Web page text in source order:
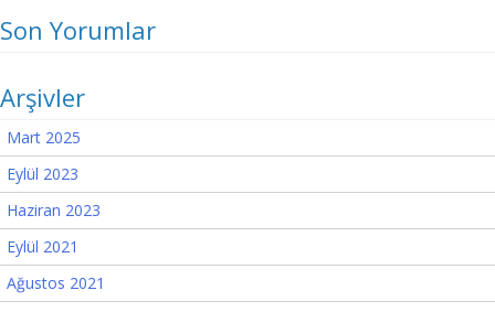
Son Yorumlar
Arşivler
Mart 2025
Eylül 2023
Haziran 2023
Eylül 2021
Ağustos 2021